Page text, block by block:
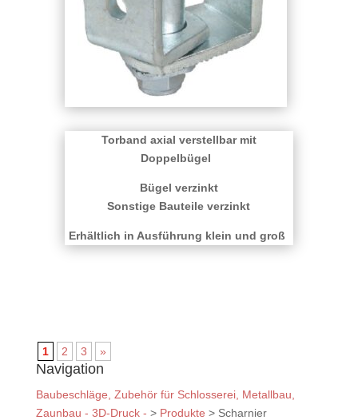
Torband axial verstellbar mit
Doppelbügel
Bügel verzinkt
Sonstige Bauteile verzinkt
Erhältlich in Ausführung klein und groß
1 2 3 »
Navigation
Baubeschläge, Zubehör für Schlosserei, Metallbau,
Zaunbau - 3D-Druck - > Produkte > Scharnier